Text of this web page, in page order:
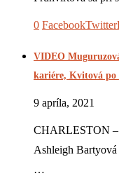
0 FacebookTwitter
VIDEO
kariére, Kvitová po
9 apríla, 2021
CHARLESTON –
Ashleigh
…